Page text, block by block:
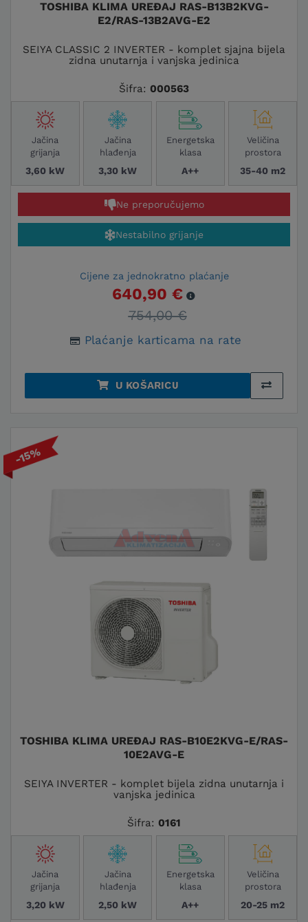
pristupačnima širokom spektru korisnika.
Toshiba klima uređaji nude kombinaciju
visoke energetske učinkovitosti, tihe
tehnologije i naprednih sustava za filtraciju
zraka, čime osiguravaju čisti zrak i optimalnu
udobnost. S Wi-Fi upravljanjem, ušteda
energije i fleksibilnost u upravljanju klimom
su zajamčeni. Uz Advena profesionalnu
podršku i česte akcije, Toshiba klima uređaji
postaju dugoročno isplativa investicija za
svaki prostor.
Toshiba klima uređaj!
TOSHIBA KLIMA UREĐAJ RAS-B13B2KVG-
E2/RAS-13B2AVG-E2
SEIYA CLASSIC 2 INVERTER - komplet sjajna bijela
zidna unutarnja i vanjska jedinica
Šifra: 000563
Jačina
grijanja
3,60 kW
Jačina
hlađenja
3,30 kW
Energetska
klasa
A++
Veličina
prostora
35-40 m2
Ne preporučujemo
Nestabilno grijanje
Cijene za jednokratno plaćanje
640,90 €
754,00 €
Plaćanje karticama na rate
U KOŠARICU
-15%
TOSHIBA KLIMA UREĐAJ RAS-B10E2KVG-E/RAS-
10E2AVG-E
SEIYA INVERTER - komplet bijela zidna unutarnja i
vanjska jedinica
Šifra: 0161
Jačina
grijanja
3,20 kW
Jačina
hlađenja
2,50 kW
Energetska
klasa
A++
Veličina
prostora
20-25 m2